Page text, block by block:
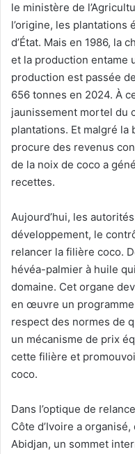
le ministère de
l’origine, les plantations
d’État. Mais en 1986, la
et la production entame
production est passée
656 tonnes en 2024. À
jaunissement mortel du
plantations. Et malgré la
procure des revenus
de la noix de coco a
recettes.
Aujourd’hui, les
développement, le
relancer la filière coco.
hévéa-palmier à huile
domaine. Cet organe
en œuvre un
respect des normes de
un mécanisme de prix
cette filière et
coco.
Dans l’optique de
Côte d’Ivoire a
Abidjan, un sommet